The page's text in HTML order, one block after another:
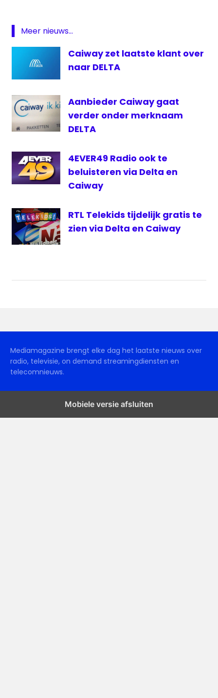
storing
storing
CaiWay
Internet
Storing
REKAM
Meer nieuws...
Caiway zet laatste klant over
naar DELTA
Aanbieder Caiway gaat
verder onder merknaam
DELTA
4EVER49 Radio ook te
beluisteren via Delta en
Caiway
RTL Telekids tijdelijk gratis te
zien via Delta en Caiway
Mediamagazine brengt elke dag het laatste nieuws over
radio, televisie, on demand streamingdiensten en
telecomnieuws.
Mobiele versie afsluiten